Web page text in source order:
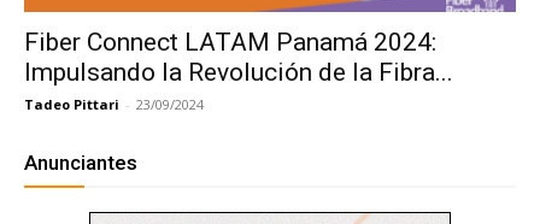
Fiber Connect LATAM Panamá 2024:
Impulsando la Revolución de la Fibra...
Tadeo Pittari - 23/09/2024
Anunciantes